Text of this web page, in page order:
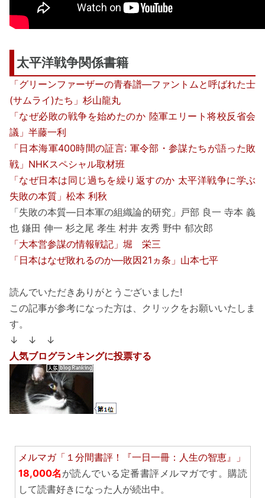
太平洋戦争関係書籍
「グリーンファーザーの青春譜―ファントムと呼ばれた士
(サムライ)たち」杉山龍丸
「なぜ必敗の戦争を始めたのか 陸軍エリート将校反省会
議」半藤一利
「日本海軍400時間の証言: 軍令部・参謀たちが語った敗
戦」NHKスペシャル取材班
「なぜ日本は同じ過ちを繰り返すのか 太平洋戦争に学ぶ
失敗の本質」松本 利秋
「失敗の本質―日本軍の組織論的研究」戸部 良一 寺本 義
也 鎌田 伸一 杉之尾 孝生 村井 友秀 野中 郁次郎
「大本営参謀の情報戦記」堀 栄三
「日本はなぜ敗れるのか―敗因21ヵ条」山本七平
読んでいただきありがとうございました!
この記事が参考になった方は、クリックをお願いいたしま
す。
↓ ↓ ↓
人気ブログランキングに投票する
メルマガ「１分間書評！『一日一冊：人生の智恵』」
18,000名 が読んでいる定番書評メルマガです。購読
して読書好きになった人が続出中。